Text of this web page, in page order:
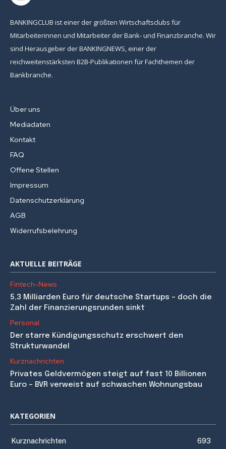
BANKINGCLUB ist einer der größten Wirtschaftsclubs für
Mitarbeiterinnen und Mitarbeiter der Bank- und Finanzbranche. Wir
sind Herausgeber der BANKINGNEWS, einer der
reichweitenstärksten B2B-Publikationen für Fachthemen der
Bankbranche.
Über uns
Mediadaten
Kontakt
FAQ
Offene Stellen
Impressum
Datenschutzerklärung
AGB
Widerrufsbelehrung
AKTUELLE BEITRÄGE
Fintech-News
5,3 Milliarden Euro für deutsche Startups – doch die
Zahl der Finanzierungsrunden sinkt
Personal
Der starre Kündigungsschutz erschwert den
Strukturwandel
Kurznachrichten
Privates Geldvermögen steigt auf fast 10 Billionen
Euro – BVR verweist auf schwachen Wohnungsbau
KATEGORIEN
Kurznachrichten 693